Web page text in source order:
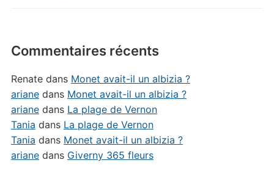
Commentaires récents
Renatedans Monet avait-il un albizia ?
arianedans Monet avait-il un albizia ?
arianedans La plage de Vernon
Tania dans La plage de Vernon
Tania dans Monet avait-il un albizia ?
arianedans Giverny 365 fleurs